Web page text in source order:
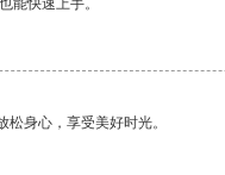
能快速上手。
身心，享受美好时光。